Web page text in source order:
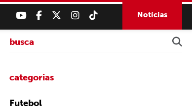
Notícias
categorias
Futebol